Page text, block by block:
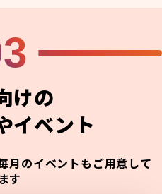
けの
イベント
月のイベントもご用意して
す